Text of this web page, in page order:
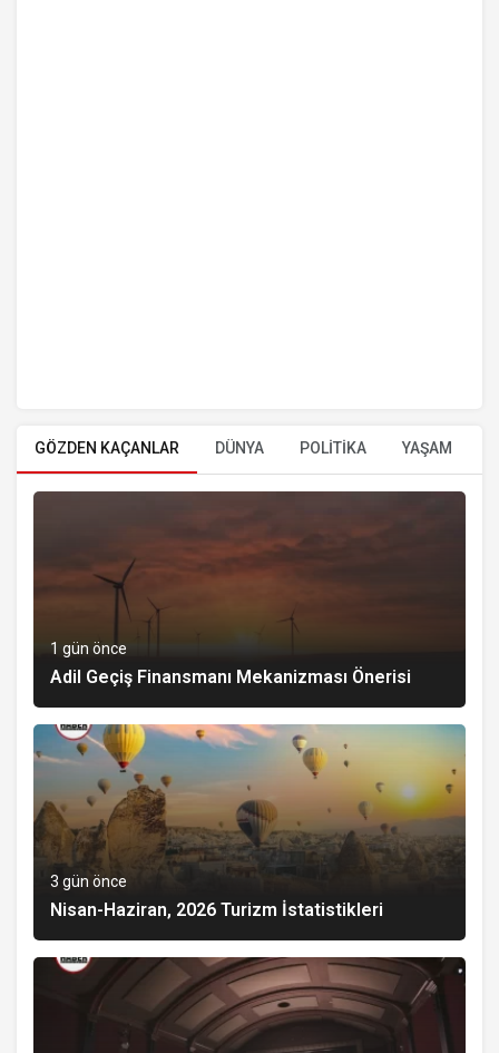
GÖZDEN KAÇANLAR DÜNYA POLİTİKA YAŞAM
1 gün önce
Adil Geçiş Finansmanı Mekanizması Önerisi
3 gün önce
Nisan-Haziran, 2026 Turizm İstatistikleri